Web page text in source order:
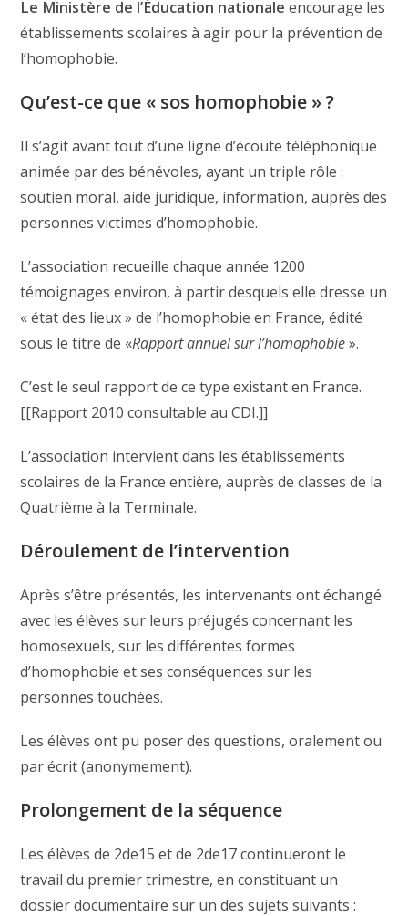
Le Ministère de l’Éducation nationale encourage les
établissements scolaires à agir pour la prévention de
l’homophobie.
Qu’est-ce que « sos homophobie » ?
Il s’agit avant tout d’une ligne d’écoute téléphonique
animée par des bénévoles, ayant un triple rôle :
soutien moral, aide juridique, information, auprès des
personnes victimes d’homophobie.
L’association recueille chaque année 1200
témoignages environ, à partir desquels elle dresse un
« état des lieux » de l’homophobie en France, édité
sous le titre de «Rapport annuel sur l’homophobie».
C’est le seul rapport de ce type existant en France.
[[Rapport 2010 consultable au CDI.]]
L’association intervient dans les établissements
scolaires de la France entière, auprès de classes de la
Quatrième à la Terminale.
Déroulement de l’intervention
Après s’être présentés, les intervenants ont échangé
avec les élèves sur leurs préjugés concernant les
homosexuels, sur les différentes formes
d’homophobie et ses conséquences sur les
personnes touchées.
Les élèves ont pu poser des questions, oralement ou
par écrit (anonymement).
Prolongement de la séquence
Les élèves de 2de15 et de 2de17 continueront le
travail du premier trimestre, en constituant un
dossier documentaire sur un des sujets suivants :